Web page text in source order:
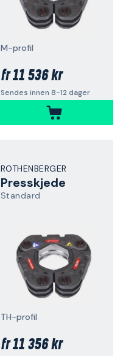
M-profil
fr11 536 kr
Sendes innen 8-12 dager
ROTHENBERGER
Presskjede
Standard
TH-profil
fr11 356 kr